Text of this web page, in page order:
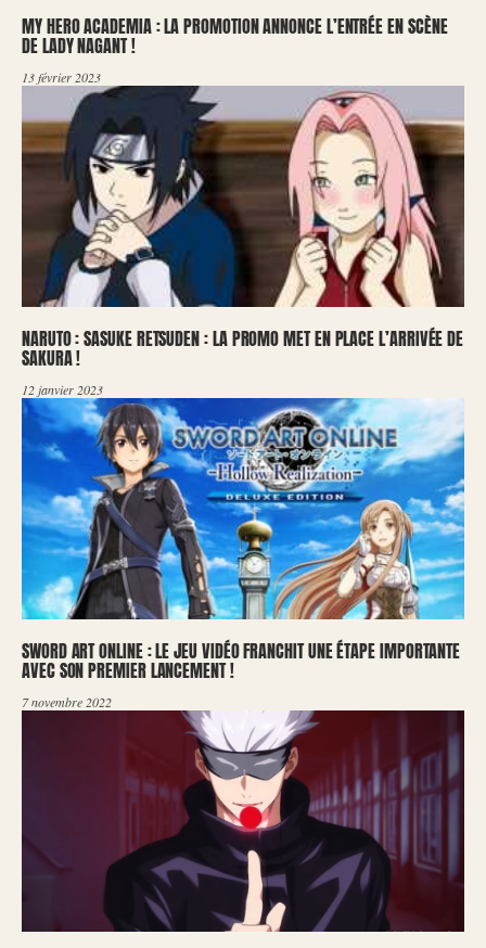
MY HERO ACADEMIA : LA PROMOTION ANNONCE L’ENTRÉE EN SCÈNE
DE LADY NAGANT !
13 février 2023
NARUTO : SASUKE RETSUDEN : LA PROMO MET EN PLACE L’ARRIVÉE DE
SAKURA !
12 janvier 2023
SWORD ART ONLINE : LE JEU VIDÉO FRANCHIT UNE ÉTAPE IMPORTANTE
AVEC SON PREMIER LANCEMENT !
7 novembre 2022